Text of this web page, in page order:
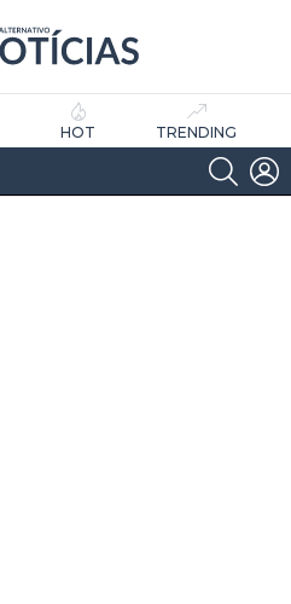
HOT TRENDING